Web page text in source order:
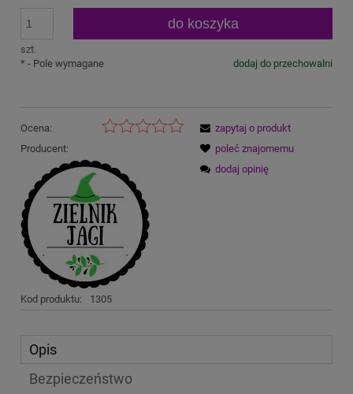
szt.
do koszyka
dodaj do przechowalni
* - Pole wymagane
Ocena:
Producent:
Kod produktu: 1305
zapytaj o produkt
poleć znajomemu
dodaj opinię
Opis
Bezpieczeństwo